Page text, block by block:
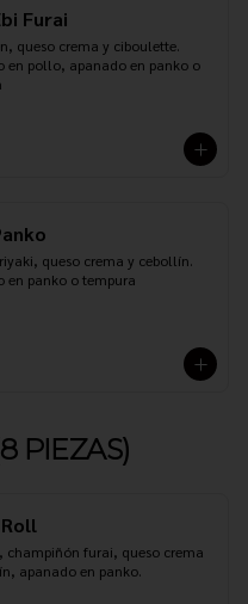
Furai
queso crema y ciboulette.
en pollo, apanado en panko o
queso crema y cebollín.
en panko o tempura
PIEZAS)
champiñón furai, queso crema
apanado en panko.